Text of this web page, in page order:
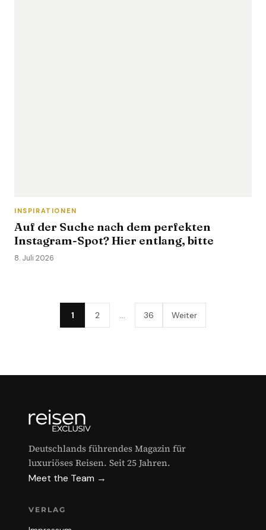
INSPIRATIONEN
Auf der Suche nach dem perfekten
Instagram-Spot? Hier entlang, bitte
8. Juli 2026
1 2 36 Weiter
Deutschlands führendes Magazin für
luxuriöses Reisen. Seit 25 Jahren.
Meet the Team →
VERLAG